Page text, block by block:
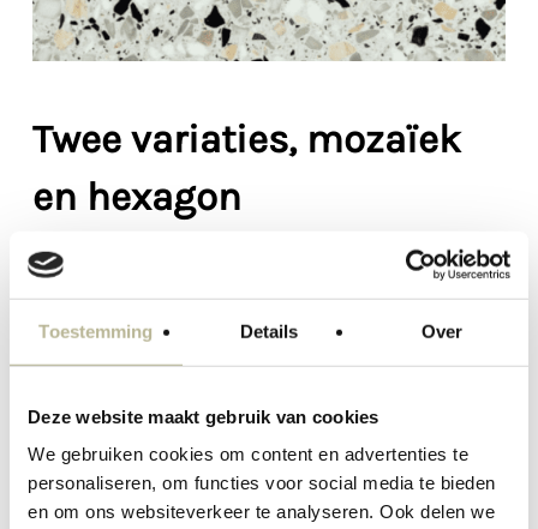
Toestemming Details Over
Deze website maakt gebruik van cookies
We gebruiken cookies om content en advertenties te
personaliseren, om functies voor social media te bieden
en om ons websiteverkeer te analyseren. Ook delen we
Twee variaties, mozaïek
en hexagon